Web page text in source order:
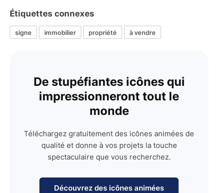
Étiquettes connexes
signe immobilier propriété à vendre
De stupéfiantes icônes qui
impressionneront tout le
monde
Téléchargez gratuitement des icônes animées de
qualité et donne à vos projets la touche
spectaculaire que vous recherchez.
Découvrez des icônes animées